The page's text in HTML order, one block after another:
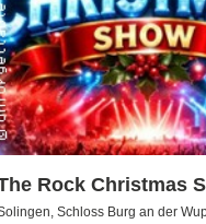
Rock Christmas
Burg an der
Schloss Burg an der